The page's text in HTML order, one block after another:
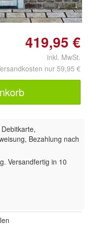
419,95 €
inkl. MwSt.
nur 59,95 €
Bezahlung nach
Versandfertig in 10